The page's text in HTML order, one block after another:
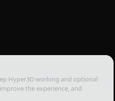
Hyper3D working and optional
the experience, and
vorbehalten